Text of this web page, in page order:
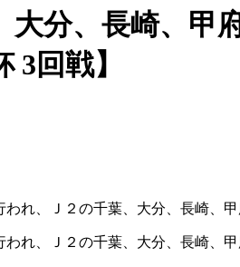
大分、長崎、甲
3回戦】
われ、Ｊ２の千葉、大分、長崎、
われ、Ｊ２の千葉、大分、長崎、